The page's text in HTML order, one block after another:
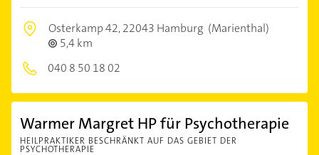
Osterkamp 42,22043 Hamburg (Marienthal)
5,4 km
040 8 50 18 02
Warmer Margret HP für Psychotherapie
HEILPRAKTIKER BESCHRÄNKT AUF DAS GEBIET DER
PSYCHOTHERAPIE